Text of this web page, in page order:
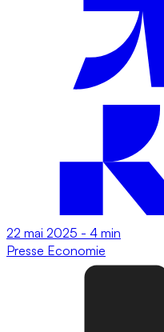
22 mai 2025 - 4 min
Presse Economie